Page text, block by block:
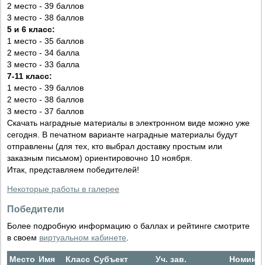
2 место - 39 баллов
3 место - 38 баллов
5 и 6 класс:
1 место - 35 баллов
2 место - 34 балла
3 место - 33 балла
7-11 класс:
1 место - 39 баллов
2 место - 38 баллов
3 место - 37 баллов
Скачать наградные материалы в электронном виде можно уже
сегодня. В печатном варианте наградные материалы будут
отправлены (для тех, кто выбрал доставку простым или
заказным письмом) ориентировочно 10 ноября.
Итак, представляем победителей!
Некоторые работы в галерее
Победители
Более подробную информацию о баллах и рейтинге смотрите
в своем виртуальном кабинете.
Место Имя Класс Субъект Уч. зав.